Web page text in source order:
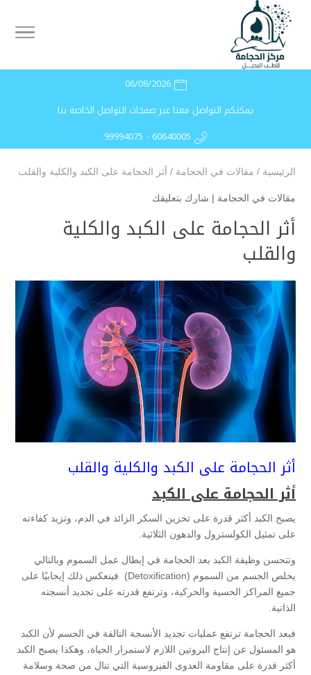
06/08/2026
يمكنكم التواصل معنا عبر صفحات التواصل الخاصة بنا
99994075 - 60640005
الرئيسية / مقالات في الحجامة / أثر الحجامة على الكبد والكلية والقلب
مقالات في الحجامة | شارك بتعليقك
أثر الحجامة على الكبد والكلية
والقلب
أثر الحجامة على الكبد والكلية والقلب
أثر الحجامة على الكبد
يصبح الكبد أكثر قدرة على تخزين السكر الزائد في الدم، وتزيد كفاءته
على تمثيل الكولسترول والدهون الثلاثية.
وتتحسن وظيفة الكبد بعد الحجامة في إبطال عمل السموم وبالتالي
يخلص الجسم من السموم (Detoxification) فينعكس ذلك إيجابيًا على
جميع المراكز الحسية والحركية، وترتفع قدرته على تجديد أنسجته
الذاتية.
فبعد الحجامة ترتفع عمليات تجديد الأنسجة التالفة في الجسم لأن الكبد
هو المسئول عن إنتاج البروتين اللازم لاستمرار الحياة، وهكذا يصبح الكبد
أكثر قدرة على مقاومة العدوى الفيروسية التي تنال من صحة وسلامة